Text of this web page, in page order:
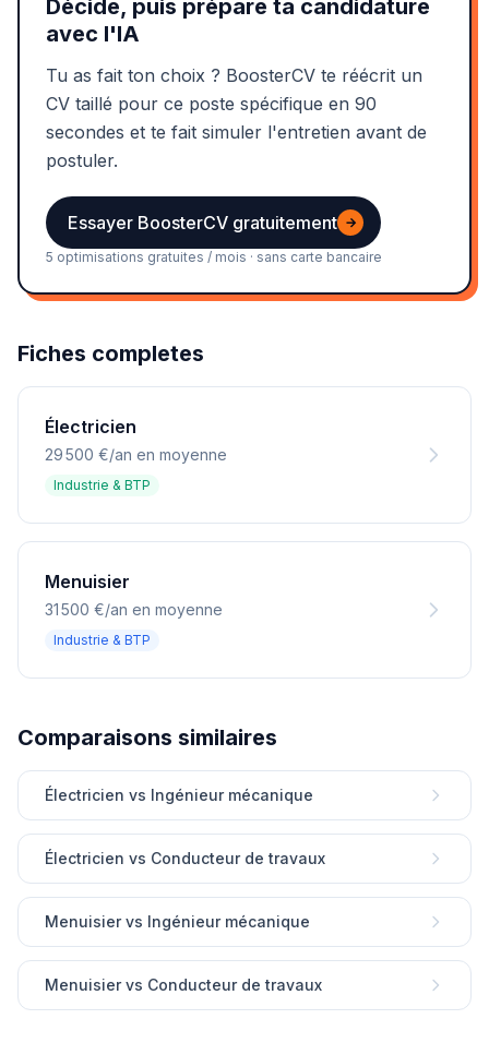
Décide, puis prépare ta candidature
avec l'IA
Tu as fait ton choix ? BoosterCV te réécrit un
CV taillé pour ce poste spécifique en 90
secondes et te fait simuler l'entretien avant de
postuler.
Essayer BoosterCV gratuitement →
5 optimisations gratuites / mois · sans carte bancaire
Fiches completes
Électricien
29 500 €/an en moyenne
Industrie & BTP
Menuisier
31 500 €/an en moyenne
Industrie & BTP
Comparaisons similaires
Électricien vs Ingénieur mécanique
Électricien vs Conducteur de travaux
Menuisier vs Ingénieur mécanique
Menuisier vs Conducteur de travaux